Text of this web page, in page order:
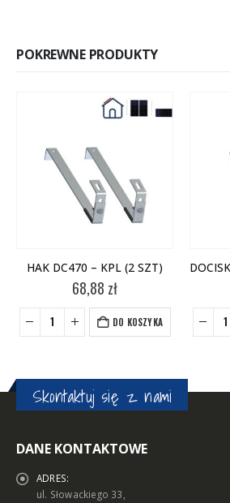
POKREWNE PRODUKTY
HAK DC470 – KPL (2 SZT)
68,88 zł
DO KOSZYKA
Skontaktuj się z nami
DANE KONTAKTOWE
ADRES:
ul. Słowackiego 33,